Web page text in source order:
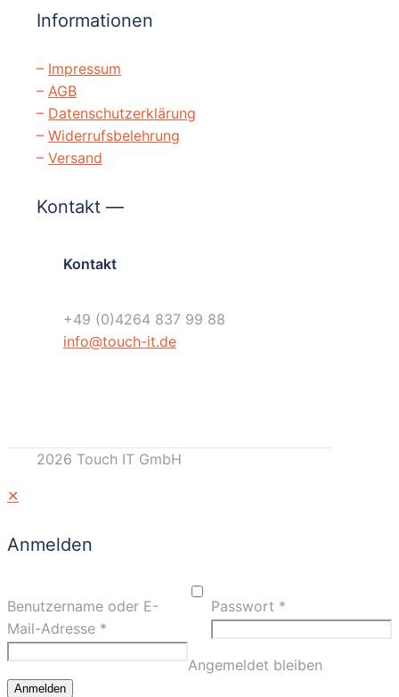
Informationen
– Impressum
– AGB
– Datenschutzerklärung
– Widerrufsbelehrung
– Versand
Kontakt —
Kontakt
+49 (0)4264 837 99 88
info@touch-it.de
2026 Touch IT GmbH
✕
Anmelden
Benutzername oder E-
Mail-Adresse *
Passwort *
Angemeldet bleiben
Anmelden